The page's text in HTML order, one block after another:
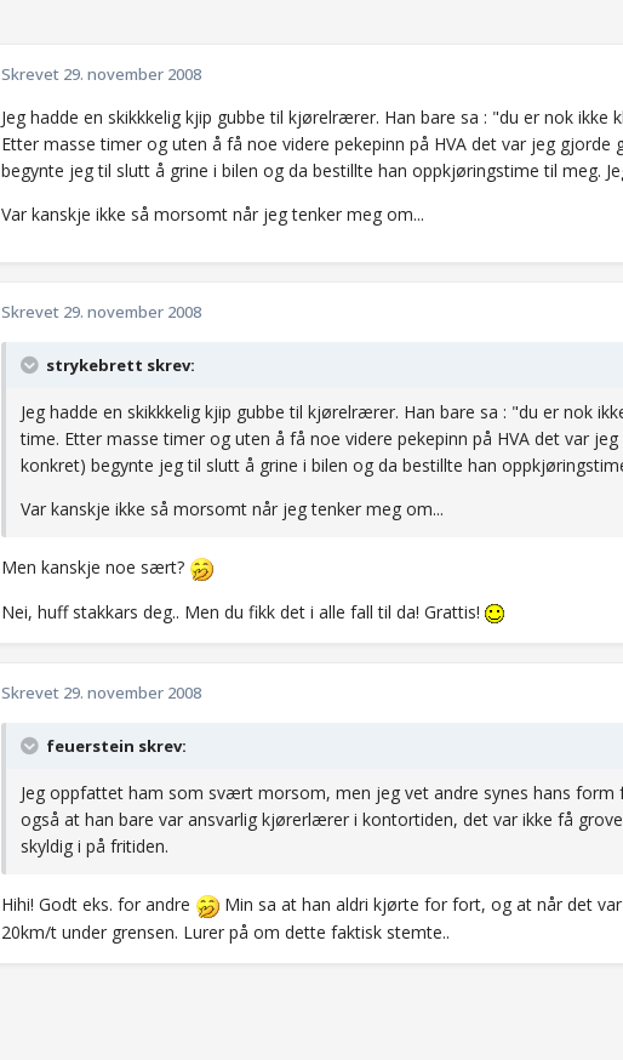
Skrevet 29. november 2008
Jeg hadde en skikkkelig kjip gubbe til kjørelrærer. Han bare sa : "du er nok
Etter masse timer og uten å få noe videre pekepinn på HVA det var jeg gjorde
begynte jeg til slutt å grine i bilen og da bestillte han oppkjøringstime til meg.
Var kanskje ikke så morsomt når jeg tenker meg om...
Skrevet 29. november 2008
strykebrett skrev:
Jeg hadde en skikkkelig kjip gubbe til kjørelrærer. Han bare sa : "du er nok
time. Etter masse timer og uten å få noe videre pekepinn på HVA det var
konkret) begynte jeg til slutt å grine i bilen og da bestillte han
Var kanskje ikke så morsomt når jeg tenker meg om...
Men kanskje noe sært?
Nei, huff stakkars deg.. Men du fikk det i alle fall til da! Grattis!
Skrevet 29. november 2008
feuerstein skrev:
Jeg oppfattet ham som svært morsom, men jeg vet andre synes hans form
også at han bare var ansvarlig kjørerlærer i kontortiden, det var ikke få
skyldig i på fritiden.
Hihi! Godt eks. for andre
Min sa at han aldri kjørte for fort, og at når det
20km/t under grensen. Lurer på om dette faktisk stemte..